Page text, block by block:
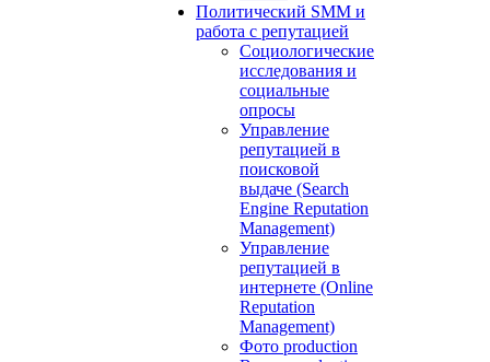
Политический SMM и
работа с репутацией
Социологические
исследования и
социальные
опросы
Управление
репутацией в
поисковой
выдаче (Search
Engine Reputation
Management)
Управление
репутацией в
интернете (Online
Reputation
Management)
Фото production